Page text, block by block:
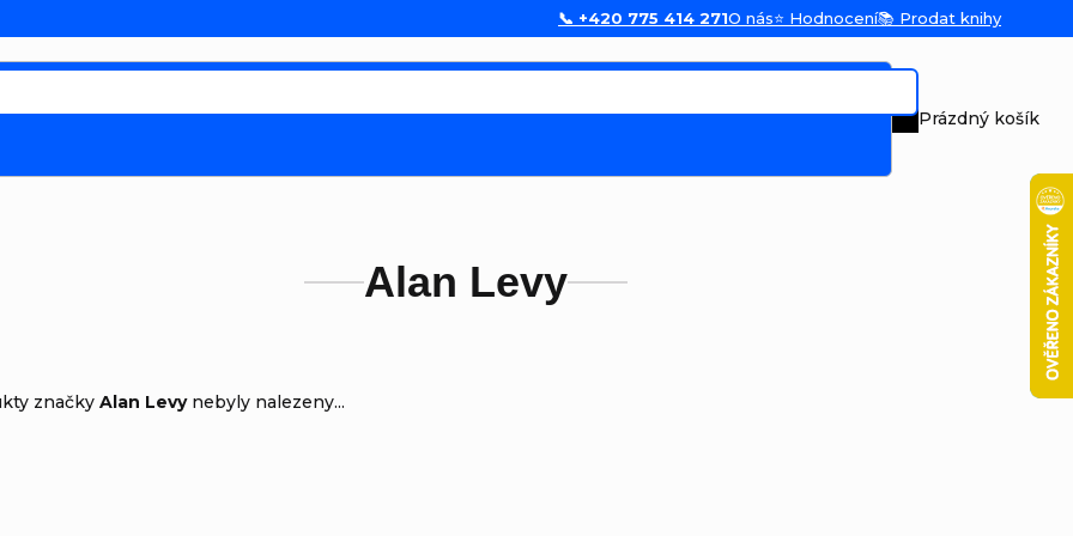
📞 +420 775 414 271O nás⭐ Hodnocení📚 Prodat knihy
Nákupní
Prázdný košík
Alan Levy
značky Alan Levynebyly nalezeny...